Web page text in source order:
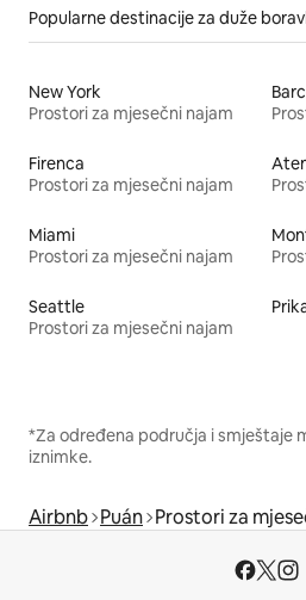
Popularne destinacije za duže
New York
Prostori za mjesečni najam
Firenca
Prostori za mjesečni najam
Miami
Prostori za mjesečni najam
Seattle
Prostori za mjesečni najam
*Za određena područja i smještaje
iznimke.
Airbnb Puán Prostori za